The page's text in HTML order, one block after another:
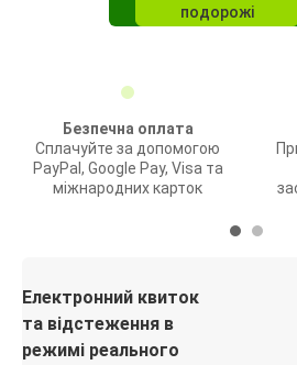
подорожі
Безпечна оплата
Сплачуйте за допомогою
PayPal, Google Pay, Visa та
міжнародних карток
Електронний квиток
та відстеження в
режимі реального